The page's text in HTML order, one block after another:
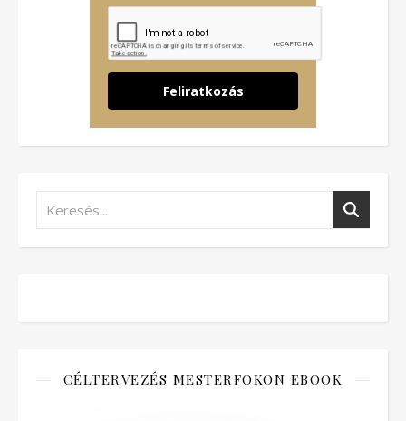
Feliratkozás
CÉLTERVEZÉS MESTERFOKON EBOOK